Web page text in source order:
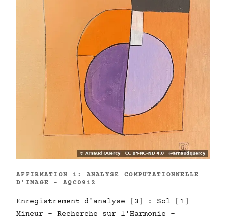
AFFIRMATION 1: ANALYSE COMPUTATIONNELLE
D'IMAGE - AQC0912
Enregistrement d'analyse [3] : Sol [1]
Mineur - Recherche sur l'Harmonie -